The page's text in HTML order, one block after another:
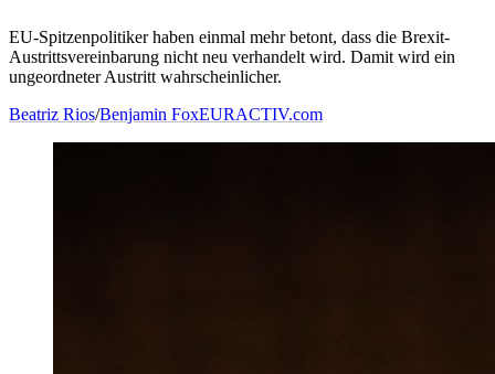
EU-Spitzenpolitiker haben einmal mehr betont, dass die Brexit-
Austrittsvereinbarung nicht neu verhandelt wird. Damit wird ein
ungeordneter Austritt wahrscheinlicher.
Beatriz Rios/Benjamin FoxEURACTIV.com